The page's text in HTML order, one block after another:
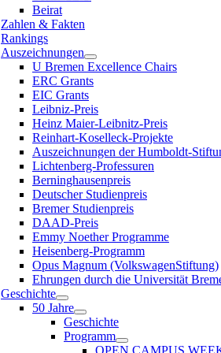
Beirat
Zahlen & Fakten
Rankings
Auszeichnungen
U Bremen Excellence Chairs
ERC Grants
EIC Grants
Leibniz-Preis
Heinz Maier-Leibnitz-Preis
Reinhart-Koselleck-Projekte
Auszeichnungen der Humboldt-
Lichtenberg-Professuren
Berninghausenpreis
Deutscher Studienpreis
Bremer Studienpreis
DAAD-Preis
Emmy Noether Programme
Heisenberg-Programm
Opus Magnum (VolkswagenStiftung)
Ehrungen durch die Universität
Geschichte
50 Jahre
Geschichte
Programm
OPEN CAMPUS